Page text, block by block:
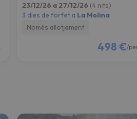
23/12/26 a 27/12/26 (4 nits)
3 dies de forfet a La Molina
Només allotjament
498 €/